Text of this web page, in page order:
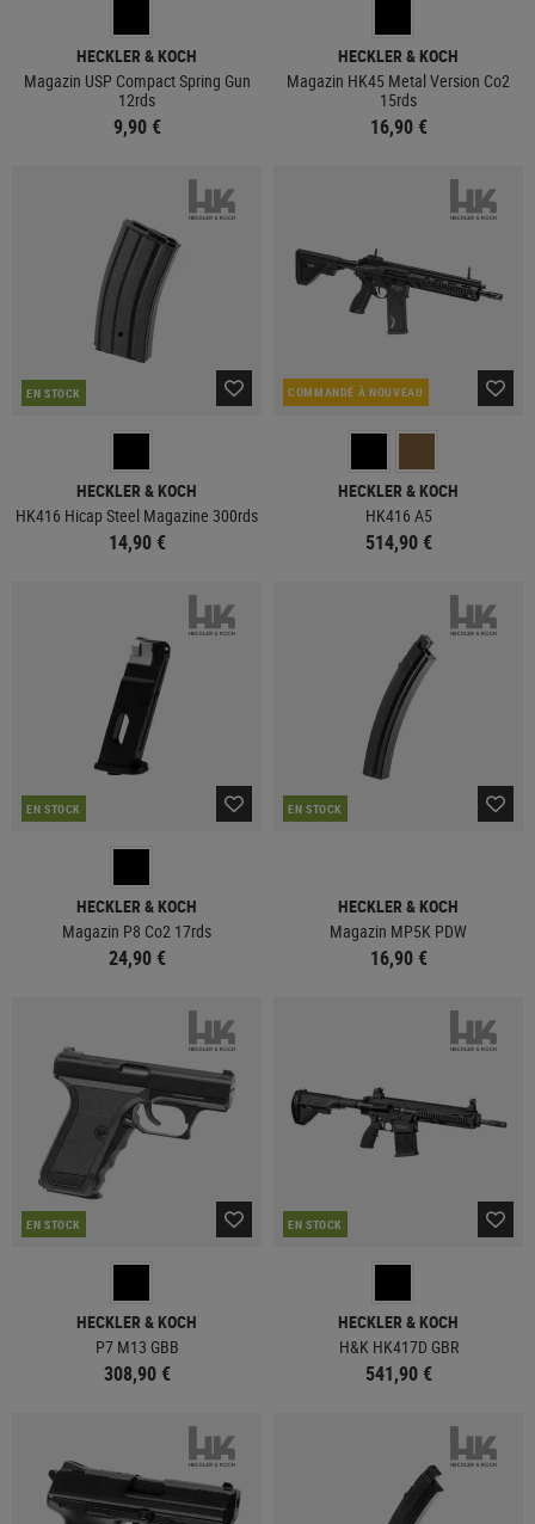
HECKLER & KOCH
Magazin USP Compact Spring Gun
12rds
9,90 €
HECKLER & KOCH
Magazin HK45 Metal Version Co2
15rds
16,90 €
EN STOCK
HECKLER & KOCH
HK416 Hicap Steel Magazine 300rds
14,90 €
COMMANDÉ À NOUVEAU
HECKLER & KOCH
HK416 A5
514,90 €
EN STOCK
HECKLER & KOCH
Magazin P8 Co2 17rds
24,90 €
EN STOCK
HECKLER & KOCH
Magazin MP5K PDW
16,90 €
EN STOCK
HECKLER & KOCH
P7 M13 GBB
308,90 €
EN STOCK
HECKLER & KOCH
H&K HK417D GBR
541,90 €